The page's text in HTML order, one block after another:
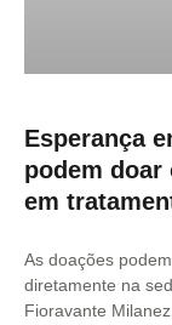
Esperança
podem doar
em
As doações
diretamente na
Fioravante